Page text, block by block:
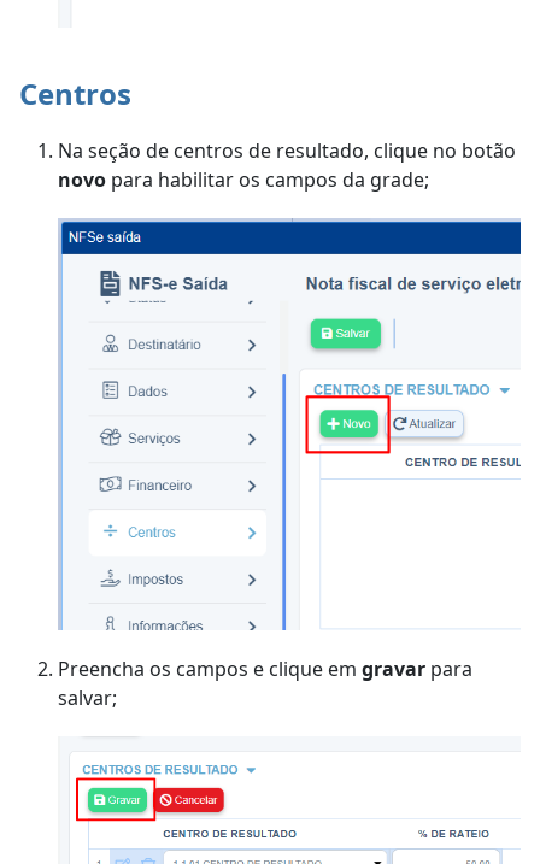
Centros
Na seção de centros de resultado, clique no botão
novo para habilitar os campos da grade;
Preencha os campos e clique em gravar para
salvar;